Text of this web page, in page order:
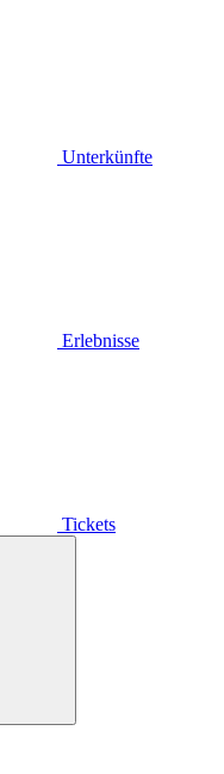
Unterkünfte
Erlebnisse
Tickets